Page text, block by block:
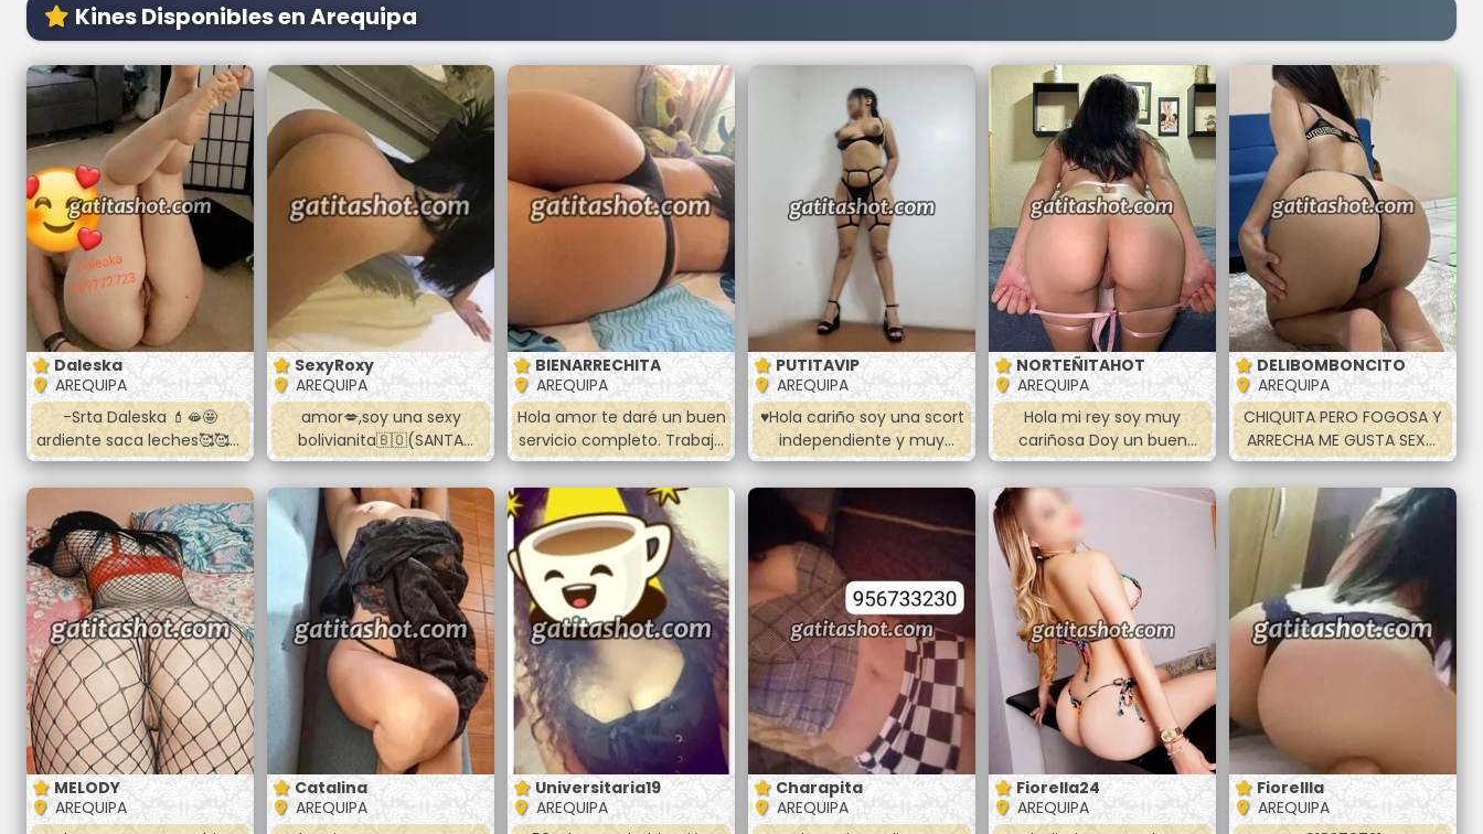
Kines Disponibles en Arequipa
Daleska
AREQUIPA
-Srta Daleska 💄🫦🤩
ardiente saca leches🥰🥰🥰
atiendo en el cercado oral
vaginal anal 💋💋💋 fulll oral
riquisimo te va encantar👑
👑👑👑👑👑👑👑 Llamame o
hablame al wasap☎️☎️☎️☎️
SexyRoxy
AREQUIPA
amor💋,soy una sexy
bolivianita🇧🇴(SANTA
CRUZ) dispuesta a que
pases un momento rico y
placentero 😈soy muy
higiénica y me encanta
chuparte completito
dame sexo duro y salvaje
😈 en todas las posiciónes
me encanta tu verga 🍆
que me golpee mi
conchita soy delgada y
formadita lo pasaremos
super bien 😈🔥💦
contactame bebe
BIENARRECHITA
AREQUIPA
Hola amor te daré un buen
servicio completo. Trabajo
para ayudar a mi familia y
por que me gusta cachar.
Soy muy traviesa 😈 me
gusta chupar hasta
sacarte la toda la leche,
hacer 69, doy los todos los
platos vaginal y anal
apretadito 😋 masajes,
beso negro. Y más bebé
escríbeme para quedar y
vernos baby 🍑
PUTITAVIP
AREQUIPA
♥️Hola cariño soy una scort
independiente y muy
cariñosa 😘.Conmigo todo
es delicioso👅, ven y no te
arrepentirás de conocer a
esta dama sensual y
cariñosa🍆💦. ✔Te brindare
Un Exelente trato de
enamorados a precios
accesibles😘🥰. 💋Full
poses (perrito, la 69,
sopita, misionero, piernitas
al hombro
NORTEÑITAHOT
AREQUIPA
Hola mi rey soy muy
cariñosa Doy un buen
servicio completo con
paciencia cumplo mi hora
completa hago anal,
vaginal, oral, 69 y mas me
gusta tragar leche y hacer
todas las poses. Después
de hacerlo hago masajes
si gustas nos podemos
duchar juntos y podemos
beber tambien
DELIBOMBONCITO
AREQUIPA
CHIQUITA PERO FOGOSA Y
ARRECHA ME GUSTA SEXO
ORAL MUTUO Hola mi amor
ando súper caliente con
ganas de hacer el amor
estoy disponible en
Arequipa . Soy linda
jovencita de piel suave
tengo 21 añitos CULONCITA
🍑🤤Amor te espero para
que me goses
completamente doy
besos apasionados me
dejo acariciar todo el
cuerpo me puedes hacer
la sopita
MELODY
AREQUIPA
Catalina
AREQUIPA
Universitaria19
AREQUIPA
Charapita
AREQUIPA
Fiorella24
AREQUIPA
Fiorellla
AREQUIPA